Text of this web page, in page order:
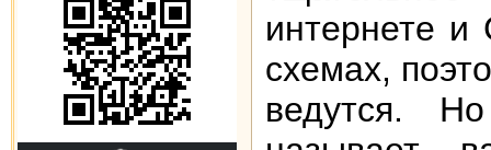
интернете
схемах,
ведутся.